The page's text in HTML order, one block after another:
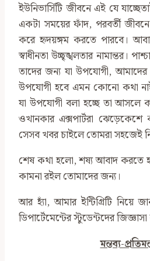
ইউনিভার্সিটি জীবনে এই যে
একটা সময়ের ফাঁদ, পরবর্তী
করে হৃদয়ঙ্গম করতে পারবে।
স্বাধীনতা উচ্ছৃঙ্খলতার নামান্তর।
তাদের জন্য যা উপযোগী,
উপযোগী হবে এমন কোনো কথা
যা উপযোগী বলা হচ্ছে তা আসলে
ওখানকার এক্সপার্টরা
সেসব খবর চাইলে তোমরা সহজেই
শেষ কথা হলো, শষ্য আবাদ করতে
কামনা রইল তোমাদের জন্য।
আর হ্যাঁ, আমার ইন্টিগ্রিটি নিয়ে
ডিপার্টেমেন্টের স্টুডেন্টদের
মন্তব্য-